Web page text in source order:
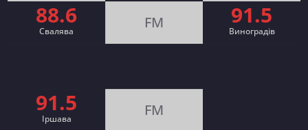
88.6
Свалява FM 91.5
Виноградів
91.5
Іршава FM